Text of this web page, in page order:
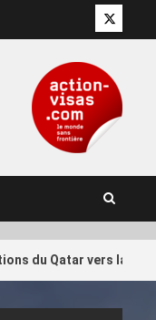
Twitter
du Qatar vers la